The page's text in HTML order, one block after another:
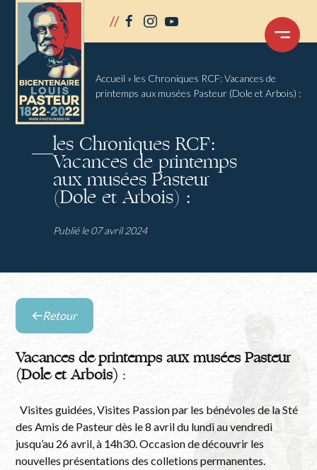
// facebook
instagram
youtube
OUVRIR
MENU
Accueil » les Chroniques RCF: Vacances de
printemps aux musées Pasteur (Dole et Arbois) :
les Chroniques RCF:
Vacances de printemps
aux musées Pasteur
(Dole et Arbois) :
Publié le 07 avril 2024
Retour
la
liste
évènements
Retour
Vacances de printemps aux musées Pasteur
(Dole et Arbois) :
Visites guidées, Visites Passion par les bénévoles de la Sté
des Amis de Pasteur dès le 8 avril du lundi au vendredi
jusqu’au 26 avril, à 14h30. Occasion de découvrir les
nouvelles présentations des colletions permanentes.
Panneau de gestion des cookies